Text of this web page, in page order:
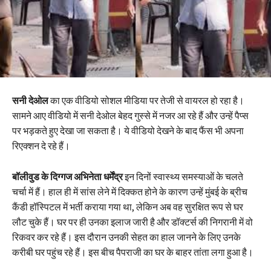
सनी देओलका एक वीडियो सोशल मीडिया पर तेजी से वायरल हो रहा है।
सामने आए वीडियो में सनी देओल बेहद गुस्से में नजर आ रहे हैं और उन्हें पैप्स
पर भड़कते हुए देखा जा सकता है। ये वीडियो देखने के बाद फैंस भी अपना
रिएक्शन दे रहे हैं।
बॉलीवुड के दिग्गज अभिनेता धर्मेंद्रइन दिनों स्वास्थ्य समस्याओं के चलते
चर्चा में हैं। हाल ही में सांस लेने में दिक्कत होने के कारण उन्हें मुंबई के ब्रीच
कैंडी हॉस्पिटल में भर्ती कराया गया था, लेकिन अब वह सुरक्षित रूप से घर
लौट चुके हैं। घर पर ही उनका इलाज जारी है और डॉक्टर्स की निगरानी में वो
रिकवर कर रहे हैं। इस दौरान उनकी सेहत का हाल जानने के लिए उनके
करीबी घर पहुंच रहे हैं। इस बीच पैपराजी का घर के बाहर तांता लगा हुआ है।